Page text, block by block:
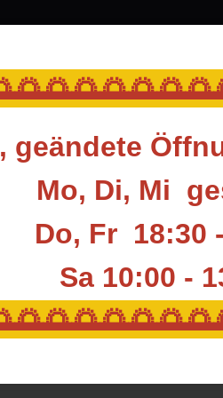
geändete
Mo, Di, Mi
Do, Fr 18:30
Sa 10:00 -